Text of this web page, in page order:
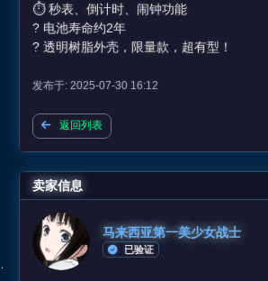
⏱️ 秒表、倒计时、闹钟功能
? 电池寿命约2年
? 透明树脂外壳，限量款，超有型！
发布于: 2025-07-30 16:12
返回列表
卖家信息
马来西亚第一美少女战士
已验证